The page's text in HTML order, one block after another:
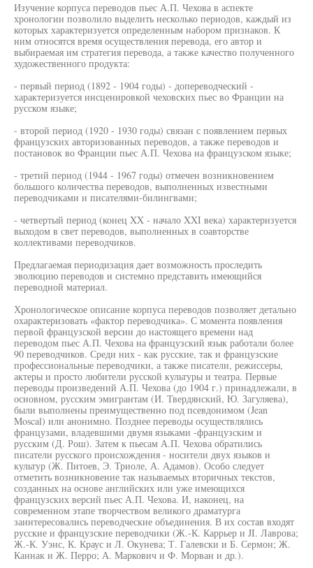
Изучение корпуса переводов пьес А.П. Чехова в аспекте
хронологии позволило выделить несколько периодов, каждый из
которых характеризуется определенным набором признаков. К
ним относятся время осуществления перевода, его автор и
выбираемая им стратегия перевода, а также качество полученного
художественного продукта:
- первый период (1892 - 1904 годы) - допереводческий -
характеризуется инсценировкой чеховских пьес во Франции на
русском языке;
- второй период (1920 - 1930 годы) связан с появлением первых
французских авторизованных переводов, а также переводов и
постановок во Франции пьес А.П. Чехова на французском языке;
- третий период (1944 - 1967 годы) отмечен возникновением
большого количества переводов, выполненных известными
переводчиками и писателями-билингвами;
- четвертый период (конец XX - начало XXI века) характеризуется
выходом в свет переводов, выполненных в соавторстве
коллективами переводчиков.
Предлагаемая периодизация дает возможность проследить
эволюцию переводов и системно представить имеющийся
переводной материал.
Хронологическое описание корпуса переводов позволяет детально
охарактеризовать «фактор переводчика». С момента появления
первой французской версии до настоящего времени над
переводом пьес А.П. Чехова на французский язык работали более
90 переводчиков. Среди них - как русские, так и французские
профессиональные переводчики, а также писатели, режиссеры,
актеры и просто любители русской культуры и театра. Первые
переводы произведений А.П. Чехова (до 1904 г.) принадлежали, в
основном, русским эмигрантам (И. Твердянский, Ю. Загуляева),
были выполнены преимущественно под псевдонимом (Jean
Moscal) или анонимно. Позднее переводы осуществлялись
французами, владевшими двумя языками -французским и
русским (Д. Рош). Затем к пьесам А.П. Чехова обратились
писатели русского происхождения - носители двух языков и
культур (Ж. Питоев, Э. Триоле, А. Адамов). Особо следует
отметить возникновение так называемых вторичных текстов,
созданных на основе английских или уже имеющихся
французских версий пьес А.П. Чехова. И, наконец, на
современном этапе творчеством великого драматурга
заинтересовались переводческие объединения. В их состав входят
русские и французские переводчики (Ж.-К. Каррьер и JI. Лаврова;
Ж.-К. Уэнс, К. Краус и Л. Окунева; Т. Галевски и Б. Сермон; Ж.
Каннак и Ж. Перро; А. Маркович и Ф. Морван и др.).